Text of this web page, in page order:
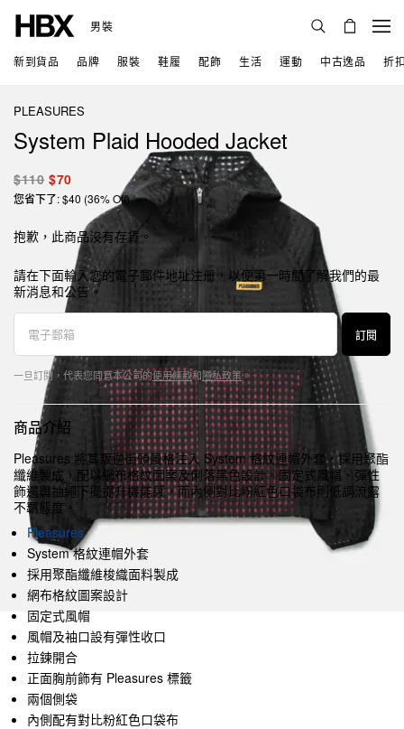
男裝
新到貨品 品牌 服裝 鞋履 配飾 生活 運動 中古逸品 折
PLEASURES
System Plaid Hooded Jacket
$110 $70
您省下了: $40 (36% Off)
抱歉，此商品沒有存貨。
請在下面輸入您的電子郵件地址注册，以便第一時間了解我們的最
新消息和公告。
訂閱
一旦訂閱，代表您同意本公司的使用條款和隱私政策。
商品介紹
Pleasures 將其叛逆街頭風格注入 System 格紋連帽外套，採用聚酯
纖維製成，配以網布格紋圖案及俐落黑色設計。固定式風帽、彈性
飾邊與抽繩下擺提升機能感，而內側對比粉紅色口袋布則低調流露
不羈態度。
Pleasures
System 格紋連帽外套
採用聚酯纖維梭織面料製成
網布格紋圖案設計
固定式風帽
風帽及袖口設有彈性收口
拉鍊開合
正面胸前飾有 Pleasures 標籤
兩個側袋
內側配有對比粉紅色口袋布